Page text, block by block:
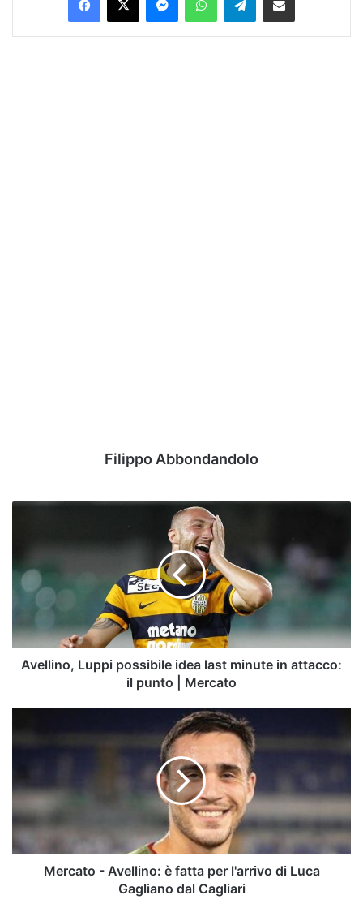
Filippo Abbondandolo
last
minute
attacco:
il
punto
Avellino, Luppi possibile idea last minute in attacco:
il punto | Mercato
fatta
l'arrivo
Luca
GaglianoMercato - Avellino: è fatta per l'arrivo di Luca
Gagliano dal Cagliari